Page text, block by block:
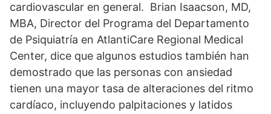
cardiovascular en general. Brian Isaacson, MD,
MBA, Director del Programa del Departamento
de Psiquiatría en AtlantiCare Regional Medical
Center, dice que algunos estudios también han
demostrado que las personas con ansiedad
tienen una mayor tasa de alteraciones del ritmo
cardíaco, incluyendo palpitaciones y latidos